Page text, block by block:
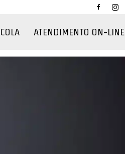
ATENDIMENTO ON-LINE